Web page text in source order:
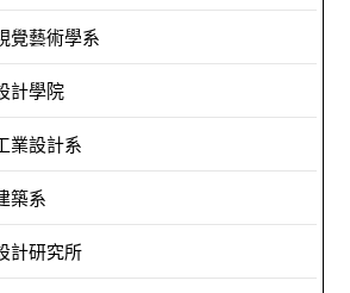
覺藝術學系
計學院
業設計系
築系
計研究所